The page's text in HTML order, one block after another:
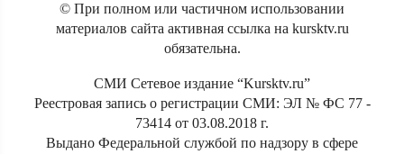
© При полном или частичном использовании
материалов сайта активная ссылка на kursktv.ru
обязательна.
СМИ Сетевое издание “Kursktv.ru”
Реестровая запись о регистрации СМИ: ЭЛ № ФС 77 -
73414 от 03.08.2018 г.
Выдано Федеральной службой по надзору в сфере